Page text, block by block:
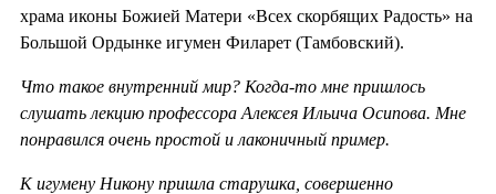
храма иконы Божией Матери «Всех скорбящих Радость» на
Большой Ордынке игумен Филарет (Тамбовский).
Что такое внутренний мир? Когда-то мне пришлось
слушать лекцию профессора Алексея Ильича Осипова. Мне
понравился очень простой и лаконичный пример.
К игумену Никону пришла старушка, совершенно